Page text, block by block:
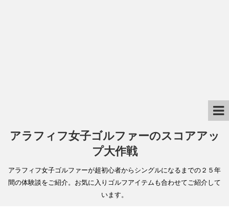
アラフィフ女子ゴルファーのスコアアッ
プ大作戦
アラフィフ女子ゴルファーが超初心者からシングルになるまでの２５年
間の体験談をご紹介。お気に入りゴルフアイテムも合わせてご紹介して
います。